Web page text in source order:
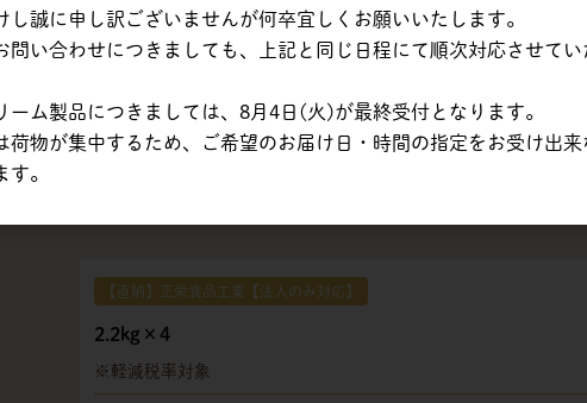
【直納】正栄食品工業【法人のみ対応】
2.2kg×4
軽減税率対象
し誠に申し訳ございませんが何卒宜しくお願いいたします。
問い合わせにつきましても、上記と同じ日程にて順次対応させてい
ム製品につきましては、8月4日(火)が最終受付となります。
物が集中するため、ご希望のお届け日・時間の指定をお受け出
す。